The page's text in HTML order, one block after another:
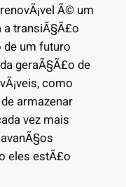
Ã© um
transiÃ§Ã£o
um futuro
geraÃ§Ã£o de
como
armazenar
vez mais
eles estÃ£o